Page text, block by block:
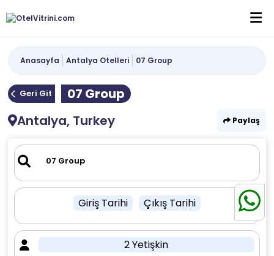
Anasayfa Antalya Otelleri 07 Group
Geri Git
07 Group
Antalya, Turkey
Paylaş
Giriş Tarihi Çıkış Tarihi
2 Yetişkin